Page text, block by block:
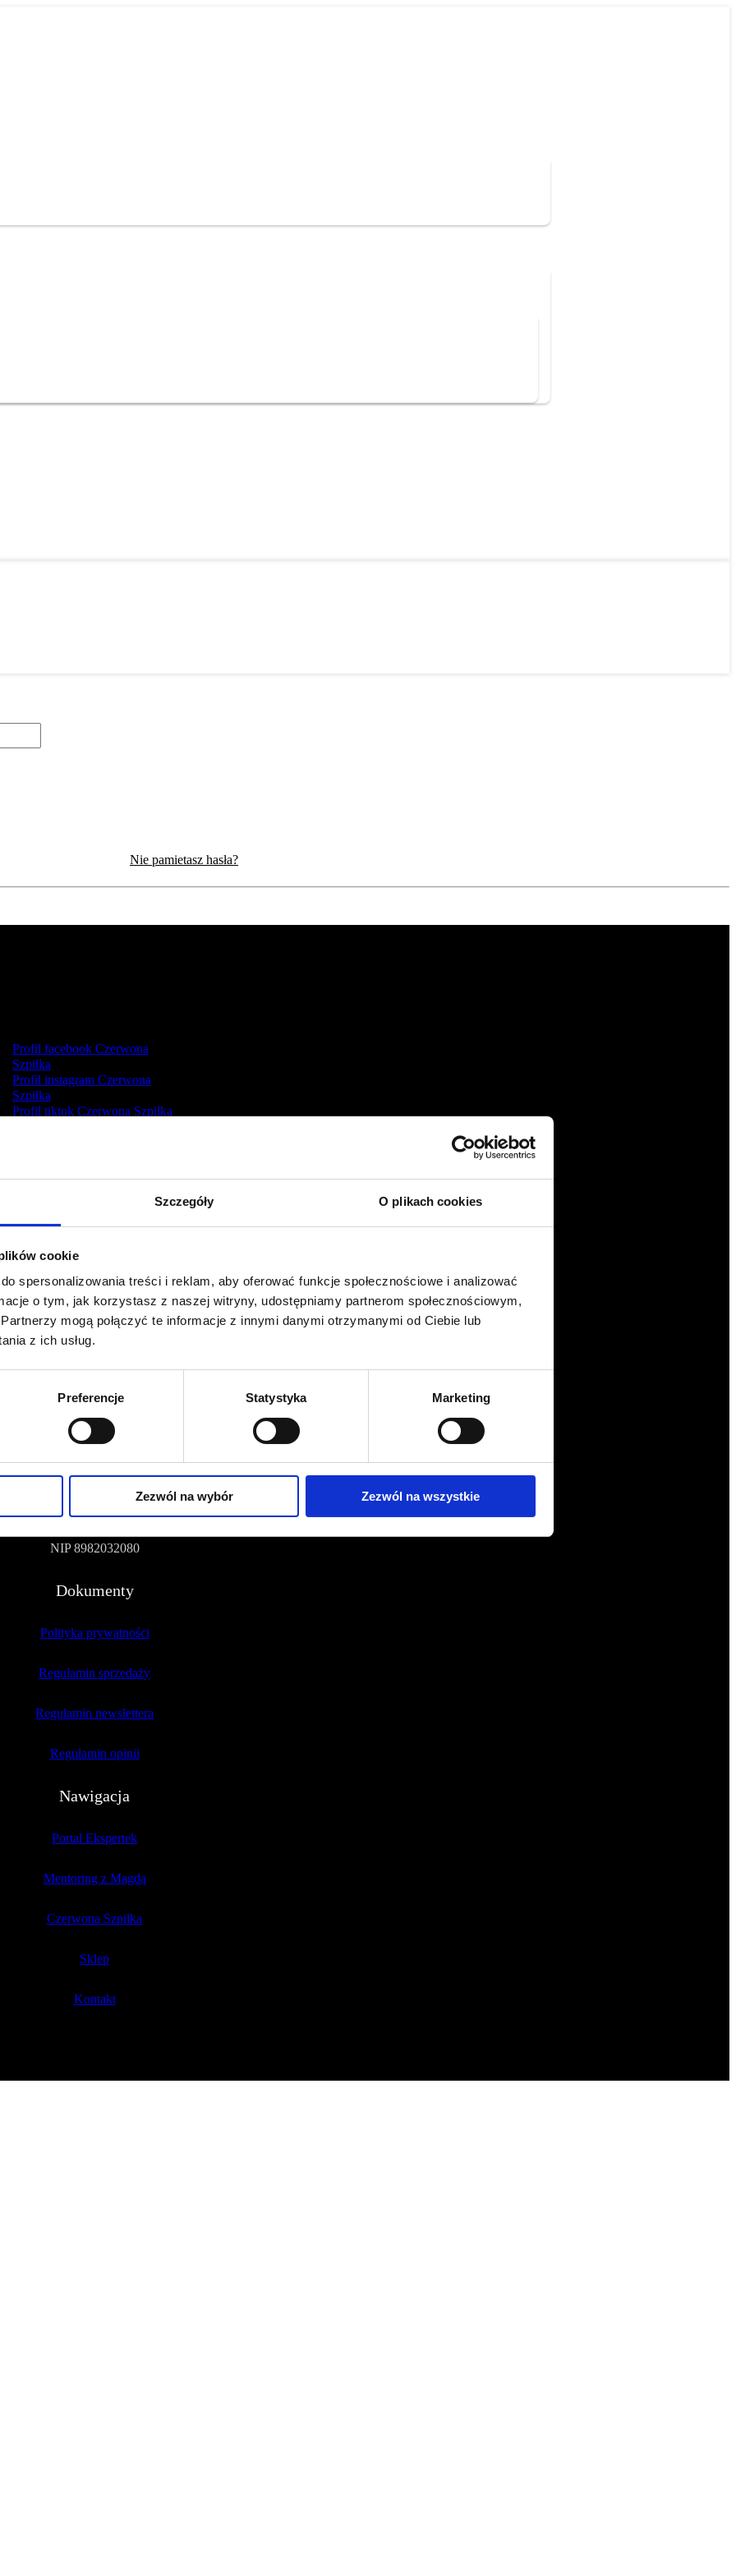
Szczegóły O plikach cookies
cookie
spersonalizowania treści i reklam, aby oferować funkcje społecznościowe i analizować
o tym, jak korzystasz z naszej witryny, udostępniamy partnerom społecznościowym,
mogą połączyć te informacje z innymi danymi otrzymanymi od Ciebie lub
z ich usług.
Preferencje Statystyka Marketing
Zezwól na wybór Zezwól na wszystkie
Nie pamietasz hasła?
Profil facebook Czerwona
Szpilka
Profil instagram Czerwona
Szpilka
Profil tiktok Czerwona Szpilka
+48 577 333 077
NUMER KONTA DO WPŁAT:
81 1090 2398 0000 0001 0191 1368
CZERWONA SZPILKA
Na Polance 16A lok.9
NIP 8982032080
Dokumenty
Polityka prywatności
Regulamin sprzedaży
Regulamin newslettera
Regulamin opinii
Nawigacja
Portal Ekspertek
Mentoring z Magdą
Czerwona Szpilka
Sklep
Kontakt